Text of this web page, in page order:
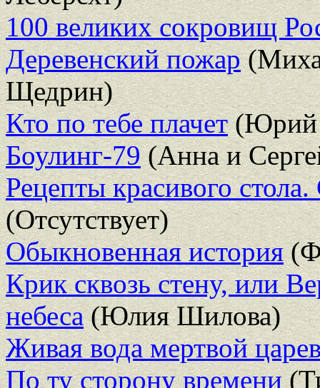
100 великих сокровищ
Деревенский пожар
Щедрин)
Кто по тебе плачет(Юрий
Боулинг-79(Анна и
Рецепты красивого
(Отсутствует)
Обыкновенная история
Крик сквозь стену, или
небеса(Юлия Шилова)
Живая вода мертвой
По ту сторону времени